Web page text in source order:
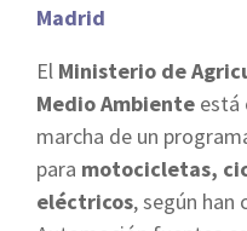
Madrid
El Ministerio de
Medio Ambiente está
marcha de un
para motocicletas,
eléctricos, según han